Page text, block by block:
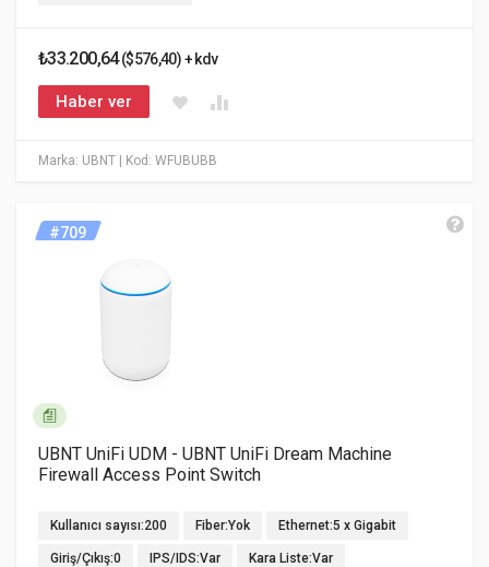
Marka: UBNT | Kod: WFUBUBB
₺33.200,64($576,40) + kdv
Haber ver
#709
UBNT UniFi UDM - UBNT UniFi Dream Machine
Firewall Access Point Switch
Kullanıcı sayısı:200 Fiber:Yok Ethernet:5 x Gigabit
Giriş/Çıkış:0 IPS/IDS:Var Kara Liste:Var